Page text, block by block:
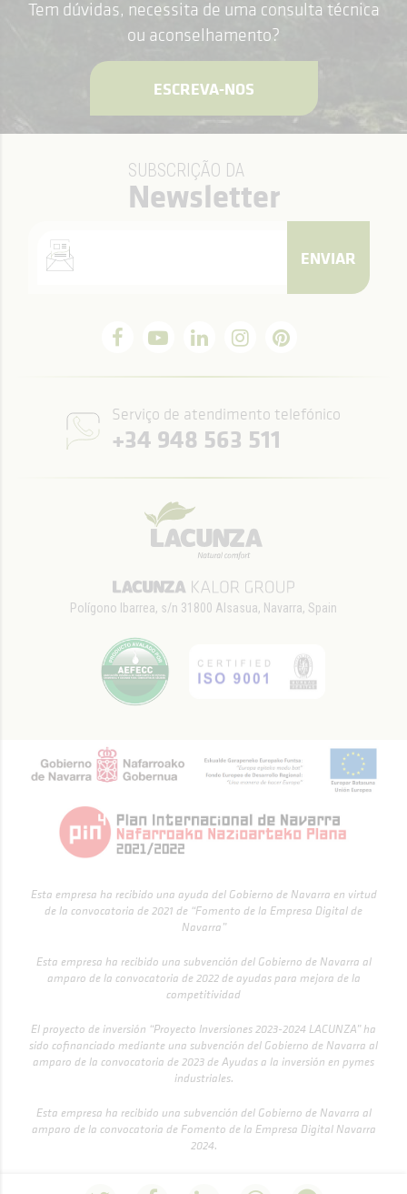
Tem dúvidas, necessita de uma consulta técnica
ou aconselhamento?
ESCREVA-NOS
SUBSCRIÇÃO DA
Newsletter
ENVIAR
Serviço de atendimento telefónico
+34 948 563 511
Polígono Ibarrea, s/n 31800 Alsasua, Navarra, Spain
Esta empresa ha recibido una ayuda del Gobierno de Navarra en virtud
de la convocatoria de 2021 de “Fomento de la Empresa Digital de
Navarra”
Esta empresa ha recibido una subvención del Gobierno de Navarra al
amparo de la convocatoria de 2022 de ayudas para mejora de la
competitividad
El proyecto de inversión “Proyecto Inversiones 2023-2024 LACUNZA” ha
sido cofinanciado mediante una subvención del Gobierno de Navarra al
amparo de la convocatoria de 2023 de Ayudas a la inversión en pymes
industriales.
Esta empresa ha recibido una subvención del Gobierno de Navarra al
amparo de la convocatoria de Fomento de la Empresa Digital Navarra
2024.